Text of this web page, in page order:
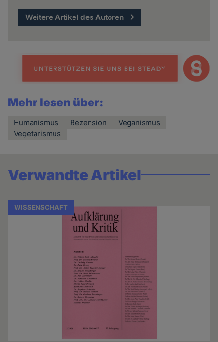
Weitere Artikel des Autoren
Mehr lesen über:
Humanismus Rezension
Veganismus
Vegetarismus
Verwandte Artikel
WISSENSCHAFT